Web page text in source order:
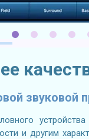
звуковой
и другим